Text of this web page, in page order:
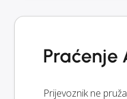
Praćenje
Prijevoznik ne